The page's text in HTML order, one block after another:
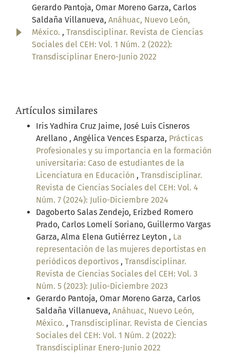
Gerardo Pantoja, Omar Moreno Garza, Carlos
Saldaña Villanueva, Anáhuac, Nuevo León,
México. , Transdisciplinar. Revista de Ciencias
Sociales del CEH: Vol. 1 Núm. 2 (2022):
Transdisciplinar Enero-Junio 2022
Artículos similares
Iris Yadhira Cruz Jaime, José Luis Cisneros
Arellano , Angélica Vences Esparza, Prácticas
Profesionales y su importancia en la formación
universitaria: Caso de estudiantes de la
Licenciatura en Educación , Transdisciplinar.
Revista de Ciencias Sociales del CEH: Vol. 4
Núm. 7 (2024): Julio-Diciembre 2024
Dagoberto Salas Zendejo, Erizbed Romero
Prado, Carlos Lomelí Soriano, Guillermo Vargas
Garza, Alma Elena Gutiérrez Leyton , La
representación de las mujeres deportistas en
periódicos deportivos , Transdisciplinar.
Revista de Ciencias Sociales del CEH: Vol. 3
Núm. 5 (2023): Julio-Diciembre 2023
Gerardo Pantoja, Omar Moreno Garza, Carlos
Saldaña Villanueva, Anáhuac, Nuevo León,
México. , Transdisciplinar. Revista de Ciencias
Sociales del CEH: Vol. 1 Núm. 2 (2022):
Transdisciplinar Enero-Junio 2022